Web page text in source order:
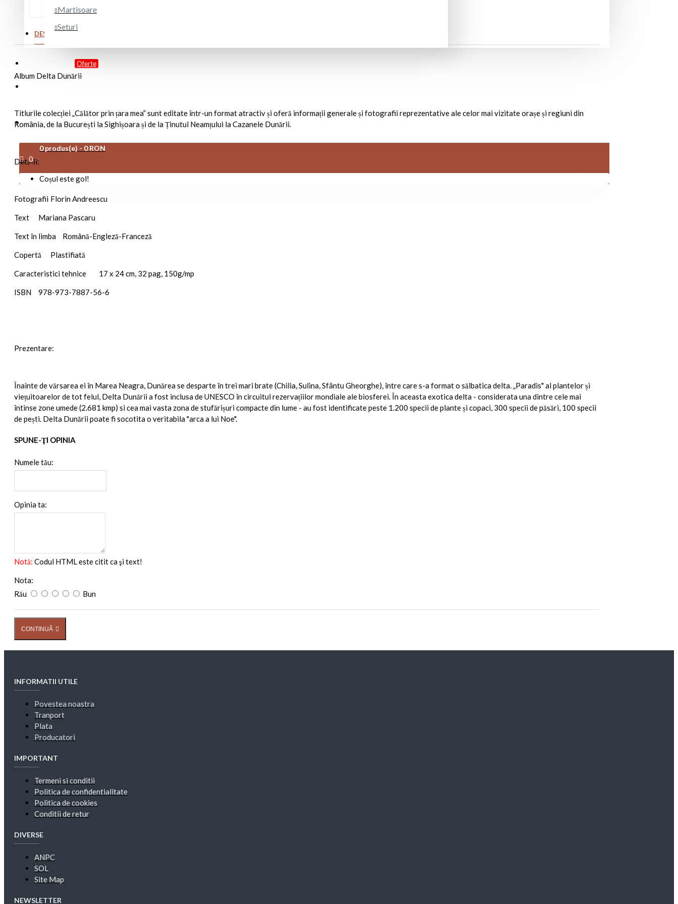
Martisoare
Seturi
Oferte
Cont client
0 produs(e) - 0 RON
0
Coșul este gol!
DESCRIERE PRODUS
Album Delta Dunării
Titlurile colecției „Călător prin țara mea” sunt editate într-un format atractiv și oferă informații generale și fotografii reprezentative ale celor mai vizitate orașe și regiuni din
România, de la București la Sighișoara și de la Ținutul Neamțului la Cazanele Dunării.
Detalii:
Fotografii Florin Andreescu
Text Mariana Pascaru
Text în limba Română-Engleză-Franceză
Copertă Plastifiată
Caracteristici tehnice 17 x 24 cm, 32 pag, 150g/mp
ISBN 978-973-7887-56-6
Prezentare:
Înainte de vărsarea ei în Marea Neagra, Dunărea se desparte în trei mari brate (Chilia, Sulina, Sfântu Gheorghe), între care s-a format o sălbatica delta. „Paradis" al plantelor și
viețuitoarelor de tot felul, Delta Dunării a fost inclusa de UNESCO în circuitul rezervațiilor mondiale ale biosferei. În aceasta exotica delta - considerata una dintre cele mai
întinse zone umede (2.681 kmp) si cea mai vasta zona de stufărișuri compacte din lume - au fost identificate peste 1.200 specii de plante și copaci, 300 specii de păsări, 100 specii
de pești. Delta Dunării poate fi socotita o veritabila "arca a lui Noe".
SPUNE-ŢI OPINIA
Numele tău:
Opinia ta:
Notă: Codul HTML este citit ca şi text!
Nota:
Rău
Bun
CONTINUĂ
INFORMATII UTILE
Povestea noastra
Tranport
Plata
Producatori
IMPORTANT
Termeni si conditii
Politica de confidentialitate
Politica de cookies
Conditii de retur
DIVERSE
ANPC
SOL
Site Map
NEWSLETTER